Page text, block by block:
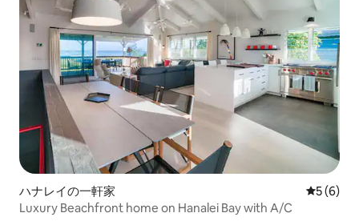
ハナレイの一軒家 レビュー
5 (6)
Luxury Beachfront home on Hanalei Bay with A/C